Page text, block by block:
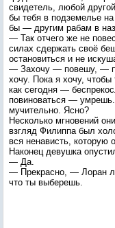
свидетель, любой
бы тебя в подземелье
бы — другим рабам в
— Так отчего же не
силах сдержать своё
остановиться и не
— Захочу — повешу, —
хочу. Пока я хочу,
как сегодня —
повиноваться —
мучительно. Ясно?
Несколько мгновений
взгляд Филиппа был
вся ненависть, которую
Наконец девушка
— Да.
— Прекрасно, — Лоран
что ты выберешь.